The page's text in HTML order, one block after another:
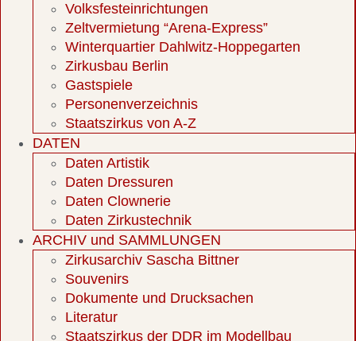
Volksfesteinrichtungen
Zeltvermietung “Arena-Express”
Winterquartier Dahlwitz-Hoppegarten
Zirkusbau Berlin
Gastspiele
Personenverzeichnis
Staatszirkus von A-Z
DATEN
Daten Artistik
Daten Dressuren
Daten Clownerie
Daten Zirkustechnik
ARCHIV und SAMMLUNGEN
Zirkusarchiv Sascha Bittner
Souvenirs
Dokumente und Drucksachen
Literatur
Staatszirkus der DDR im Modellbau